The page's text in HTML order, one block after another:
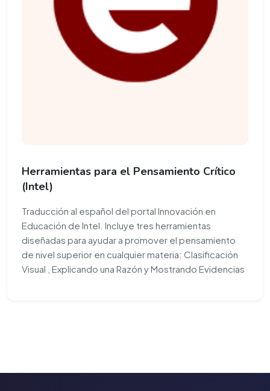
Herramientas para el Pensamiento Crítico
(Intel)
Traducción al español del portal Innovación en
Educación de Intel. Incluye tres herramientas
diseñadas para ayudar a promover el pensamiento
de nivel superior en cualquier materia: Clasificación
Visual , Explicando una Razón y Mostrando Evidencias